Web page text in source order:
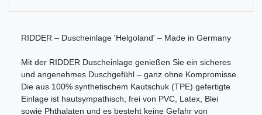
RIDDER – Duscheinlage 'Helgoland' – Made in Germany
Mit der RIDDER Duscheinlage genießen Sie ein sicheres
und angenehmes Duschgefühl – ganz ohne Kompromisse.
Die aus 100% synthetischem Kautschuk (TPE) gefertigte
Einlage ist hautsympathisch, frei von PVC, Latex, Blei
sowie Phthalaten und es besteht keine Gefahr von